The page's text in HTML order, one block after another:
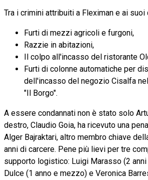
Tra i crimini attribuiti a Fleximan e ai suoi
Furti di mezzi agricoli e furgoni,
Razzie in abitazioni,
Il colpo all'incasso del ristorante
Furti di colonne automatiche per
dell'incasso del negozio Cisalfa
"Il Borgo".
A essere condannati non è stato solo
destro, Claudio Goia, ha ricevuto una
Alger Bajraktari, altro membro chiave
anni di carcere. Pene più lievi per tre
supporto logistico: Luigi Marasso (2
Dulce (1 anno e mezzo) e Veronica